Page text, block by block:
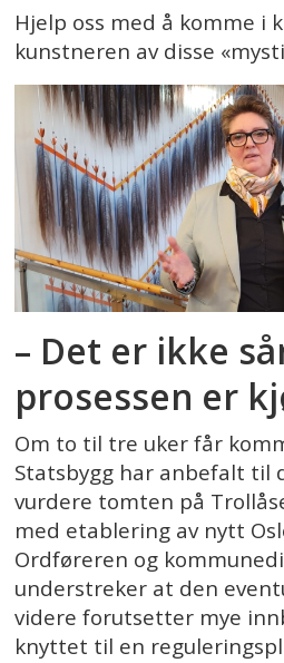
Hjelp oss med å komme i
kunstneren av disse
– Det er ikke
prosessen er
Om to til tre uker får
Statsbygg har anbefalt til
vurdere tomten på
med etablering av nytt
Ordføreren og
understreker at den
videre forutsetter mye
knyttet til en